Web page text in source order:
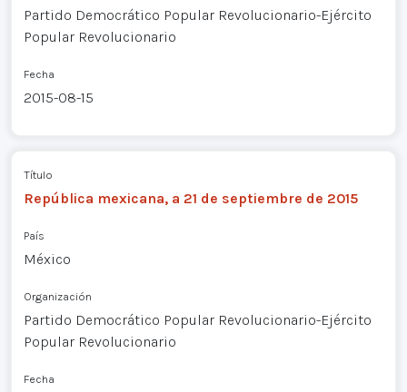
Partido Democrático Popular Revolucionario-Ejército
Popular Revolucionario
Fecha
2015-08-15
Título
República mexicana, a 21 de septiembre de 2015
País
México
Organización
Partido Democrático Popular Revolucionario-Ejército
Popular Revolucionario
Fecha